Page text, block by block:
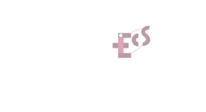
naturales están a la orden del día
y, muchas veces, la exposición
constante a estos eventos, y esa